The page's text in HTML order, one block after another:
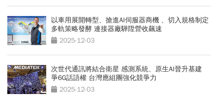
以車用展開轉型、搶進AI伺服器商機 、切入規格制定
多軌策略發酵 連接器廠驊陞營收飆速
2025-12-03
次世代通訊將結合衛星 感測系統、原生AI晉升基建
爭6G話語權 台灣應組團強化競爭力
2025-12-03